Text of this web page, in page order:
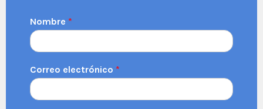
Nombre *
Correo electrónico *